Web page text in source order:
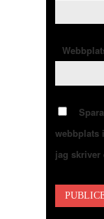
webbplats
jag skriver